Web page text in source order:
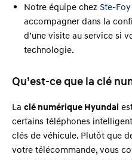
Notre équipe chez Ste-
accompagner dans la
d’une visite au service si
technologie.
Qu’est-ce que la clé
La clé numérique Hyundai
certains téléphones
clés de véhicule. Plutôt que
votre télécommande, vous